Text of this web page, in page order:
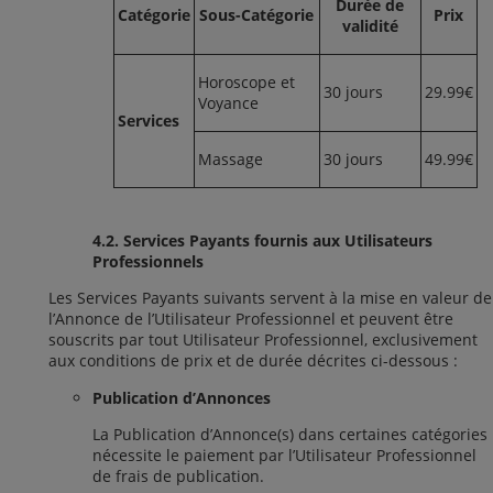
Catégorie Sous-Catégorie
Durée de
validité
Prix
Services
Horoscope et
Voyance
30 jours 29.99€
Massage 30 jours 49.99€
4.2. Services Payants fournis aux Utilisateurs
Professionnels
Les Services Payants suivants servent à la mise en valeur de
l’Annonce de l’Utilisateur Professionnel et peuvent être
souscrits par tout Utilisateur Professionnel, exclusivement
aux conditions de prix et de durée décrites ci-dessous :
Publication d’Annonces
La Publication d’Annonce(s) dans certaines catégories
nécessite le paiement par l’Utilisateur Professionnel
de frais de publication.